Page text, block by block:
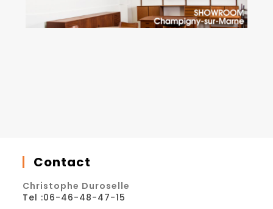
Contact
Christophe Duroselle
Tel :06-46-48-47-15